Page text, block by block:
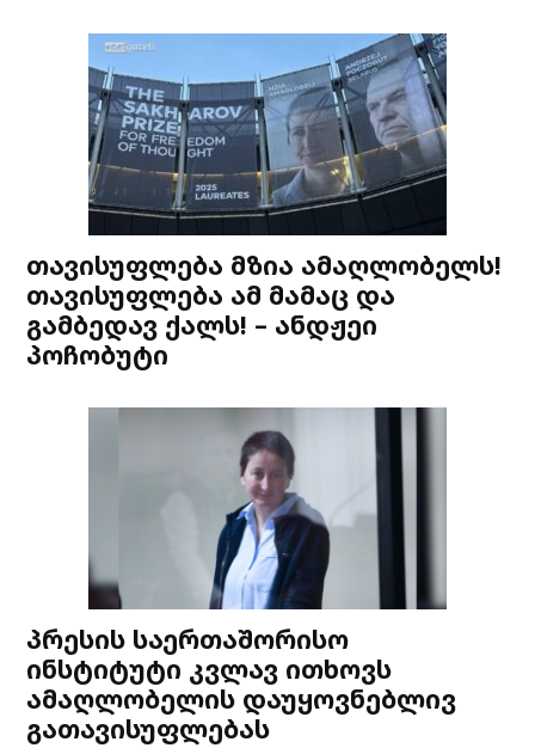
თავისუფლება მზია ამაღლობელს!
თავისუფლება ამ მამაც და
გამბედავ ქალს! – ანდჟეი
პოჩობუტი
პრესის საერთაშორისო
ინსტიტუტი კვლავ ითხოვს
ამაღლობელის დაუყოვნებლივ
გათავისუფლებას